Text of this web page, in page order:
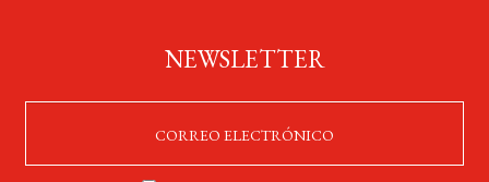
NEWSLETTER